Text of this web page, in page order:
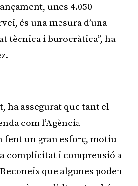
unes 4.050
és una mesura d’una
tècnica i burocràtica”, ha
ha assegurat que tant el
com l’Agència
fent un gran esforç, motiu
complicitat i comprensió a
que algunes poden